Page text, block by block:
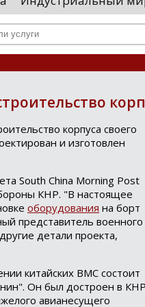
Чтобы...
корпуса своего
и изготовлен
South China Morning Post
КНР. "В настоящее
оборудования на борт
представитель военного
детали проекта,
китайских ВМС состоит
Он был достроен в КНР
авианесущего